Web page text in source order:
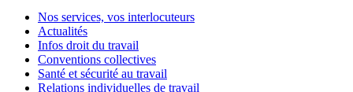
Nos services, vos interlocuteurs
Actualités
Infos droit du travail
Conventions collectives
Santé et sécurité au travail
Relations individuelles de travail